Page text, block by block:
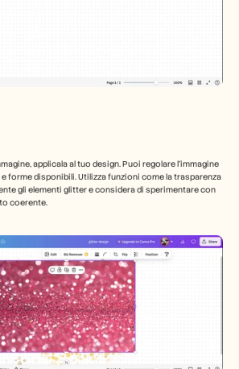
applicala al tuo design. Puoi regolare l'immagine
forme disponibili. Utilizza funzioni come la trasparenza
gli elementi glitter e considera di sperimentare con
coerente.